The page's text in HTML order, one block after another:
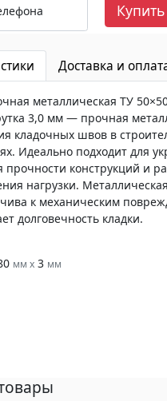
Доставка и
металлическая ТУ
3,0 мм — прочная
кладочных швов в
Идеально подходит для
конструкций и
нагрузки.
к механическим
долговечность кладки.
мм x3 мм